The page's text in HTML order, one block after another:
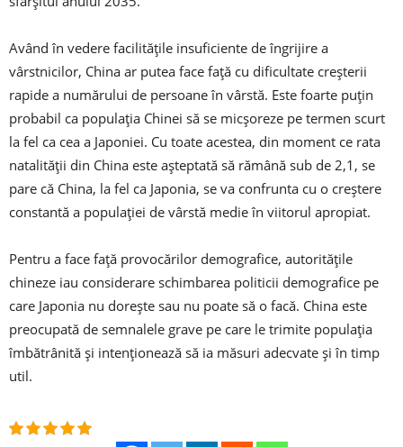
Având în vedere facilitățile insuficiente de îngrijire a
vârstnicilor, China ar putea face față cu dificultate creșterii
rapide a numărului de persoane în vârstă. Este foarte puțin
probabil ca populația Chinei să se micșoreze pe termen scurt
la fel ca cea a Japoniei. Cu toate acestea, din moment ce rata
natalității din China este așteptată să rămână sub de 2,1, se
pare că China, la fel ca Japonia, se va confrunta cu o creștere
constantă a populației de vârstă medie în viitorul apropiat.
Pentru a face față provocărilor demografice, autoritățile
chineze iau considerare schimbarea politicii demografice pe
care Japonia nu dorește sau nu poate să o facă. China este
preocupată de semnalele grave pe care le trimite populația
îmbătrânită și intenționează să ia măsuri adecvate și în timp
util.